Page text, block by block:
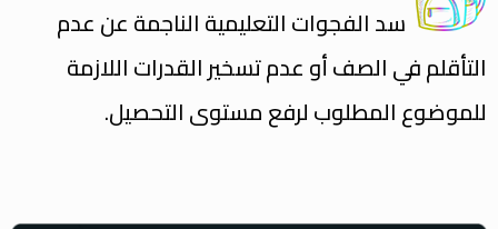
سد الفجوات التعليمية الناجمة عن عدم
التأقلم في الصف أو عدم تسخير القدرات اللازمة
للموضوع المطلوب لرفع مستوى التحصيل.